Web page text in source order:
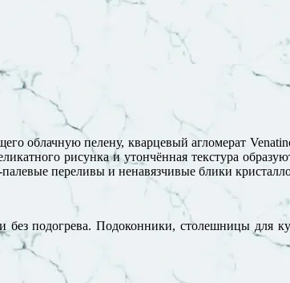
облачную пелену, кварцевый агломерат
рисунка и утончённая текстура
переливы и ненавязчивые блики
без подогрева. Подоконники, столешницы